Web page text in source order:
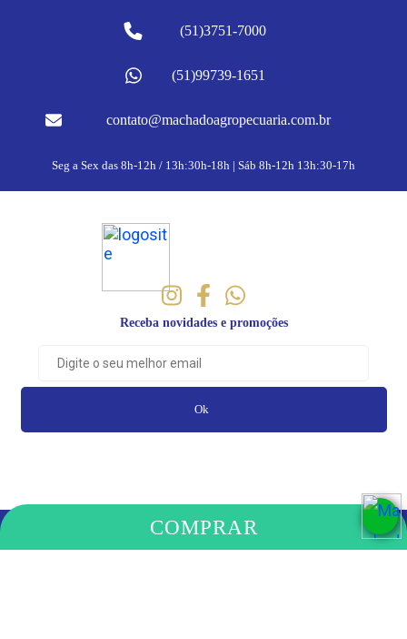
COMPRAR
(51)3751-7000
(51)99739-1651
contato@machadoagropecuaria.com.br
Seg a Sex das 8h-12h / 13h:30h-18h | Sáb 8h-12h 13h:30-17h
Receba novidades e promoções
Ok
PAGAMENTO